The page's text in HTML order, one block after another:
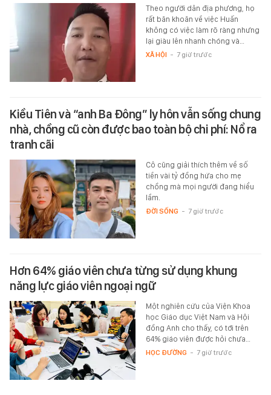
Theo người dân địa phương, họ
rất băn khoăn về việc Huấn
không có việc làm rõ ràng nhưng
lại giàu lên nhanh chóng và…
XÃ HỘI - 7 giờ trước
Kiều Tiên và “anh Ba Đông” ly hôn vẫn sống chung
nhà, chồng cũ còn được bao toàn bộ chi phí: Nổ ra
tranh cãi
Cô cũng giải thích thêm về số
tiền vài tỷ đồng hứa cho mẹ
chồng mà mọi người đang hiểu
lầm.
ĐỜI SỐNG - 7 giờ trước
Hơn 64% giáo viên chưa từng sử dụng khung
năng lực giáo viên ngoại ngữ
Một nghiên cứu của Viện Khoa
học Giáo dục Việt Nam và Hội
đồng Anh cho thấy, có tới trên
64% giáo viên được hỏi chưa…
HỌC ĐƯỜNG - 7 giờ trước